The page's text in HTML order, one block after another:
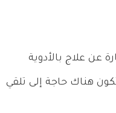
عن علاج بالأدوية
هناك حاجة إلى تلقي